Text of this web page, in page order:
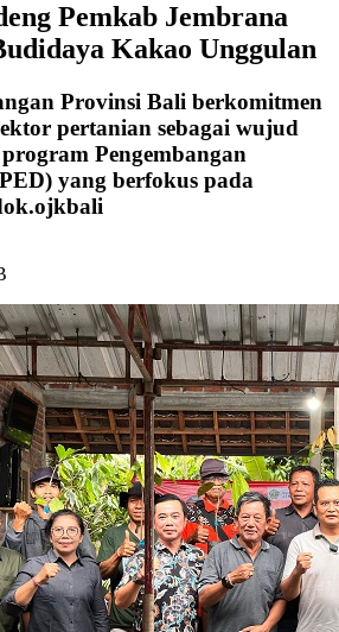
Pemkab Jembrana
Kakao Unggulan
Provinsi Bali berkomitmen
pertanian sebagai wujud
Pengembangan
yang berfokus pada